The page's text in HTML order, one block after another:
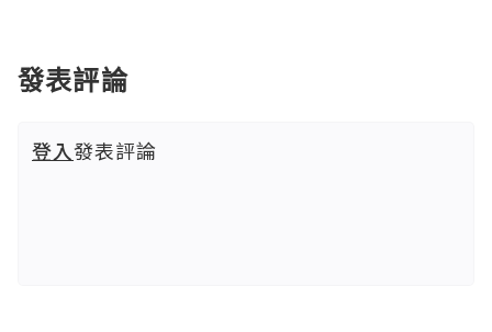
發表評論
登入發表評論